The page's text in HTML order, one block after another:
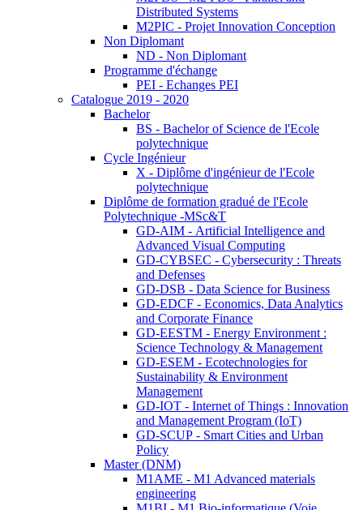
Distributed Systems
M2PIC - Projet Innovation Conception
Non Diplomant
ND - Non Diplomant
Programme d'échange
PEI - Echanges PEI
Catalogue 2019 - 2020
Bachelor
BS - Bachelor of Science de l'Ecole
polytechnique
Cycle Ingénieur
X - Diplôme d'ingénieur de l'Ecole
polytechnique
Diplôme de formation gradué de l'Ecole
Polytechnique -MSc&T
GD-AIM - Artificial Intelligence and
Advanced Visual Computing
GD-CYBSEC - Cybersecurity : Threats
and Defenses
GD-DSB - Data Science for Business
GD-EDCF - Economics, Data Analytics
and Corporate Finance
GD-EESTM - Energy Environment :
Science Technology & Management
GD-ESEM - Ecotechnologies for
Sustainability & Environment
Management
GD-IOT - Internet of Things : Innovation
and Management Program (IoT)
GD-SCUP - Smart Cities and Urban
Policy
Master (DNM)
M1AME - M1 Advanced materials
engineering